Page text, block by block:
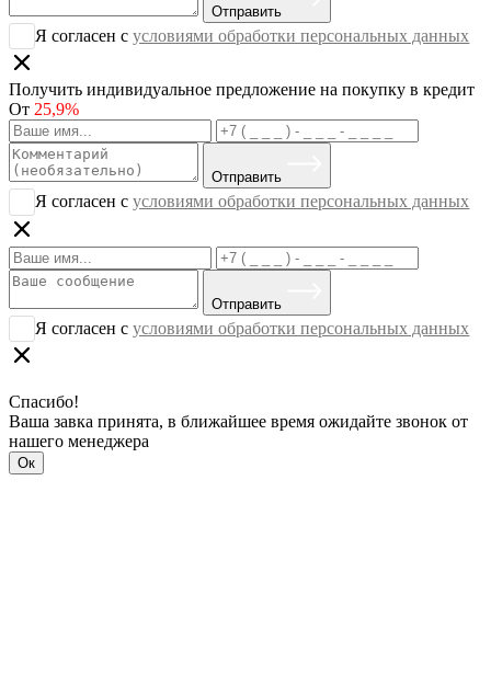
Отправить
Я согласен сусловиями обработки персональных данных
Получить индивидуальное предложение на покупку в кредит
От 25,9%
Отправить
Я согласен сусловиями обработки персональных данных
Отправить
Я согласен сусловиями обработки персональных данных
Спасибо!
Ваша завка принята, в ближайшее время ожидайте звонок от
нашего менеджера
Ок